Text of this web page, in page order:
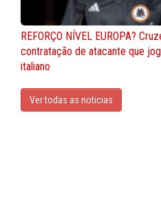
REFORÇO NÍVEL EUROPA?
contratação de atacante que
italiano
Ver todas as noticias